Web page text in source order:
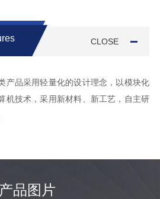
CLOSE
产品采用轻量化的设计理念，以模块化
机技术，采用新材料、新工艺，自主研
产品图片